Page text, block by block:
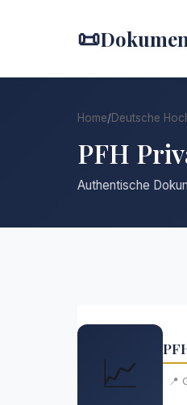
📜
Home/Deutsche
PFH
Authentische
📈 📍